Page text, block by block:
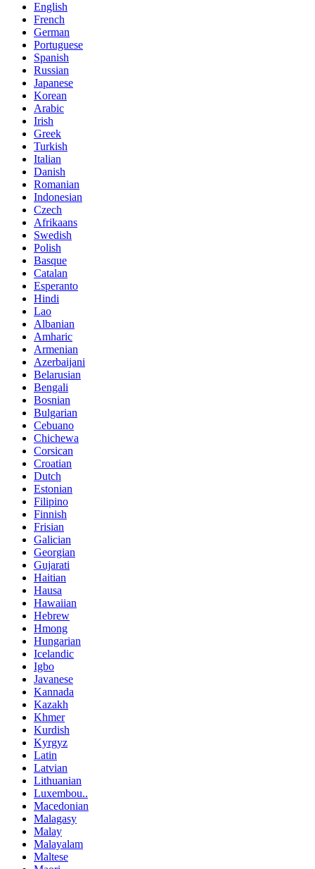
English
French
German
Portuguese
Spanish
Russian
Japanese
Korean
Arabic
Irish
Greek
Turkish
Italian
Danish
Romanian
Indonesian
Czech
Afrikaans
Swedish
Polish
Basque
Catalan
Esperanto
Hindi
Lao
Albanian
Amharic
Armenian
Azerbaijani
Belarusian
Bengali
Bosnian
Bulgarian
Cebuano
Chichewa
Corsican
Croatian
Dutch
Estonian
Filipino
Finnish
Frisian
Galician
Georgian
Gujarati
Haitian
Hausa
Hawaiian
Hebrew
Hmong
Hungarian
Icelandic
Igbo
Javanese
Kannada
Kazakh
Khmer
Kurdish
Kyrgyz
Latin
Latvian
Lithuanian
Luxembou..
Macedonian
Malagasy
Malay
Malayalam
Maltese